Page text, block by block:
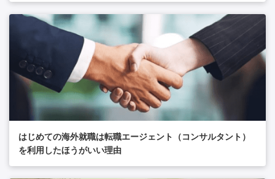
はじめての海外就職は転職エージェント（コンサルタント）
を利用したほうがいい理由